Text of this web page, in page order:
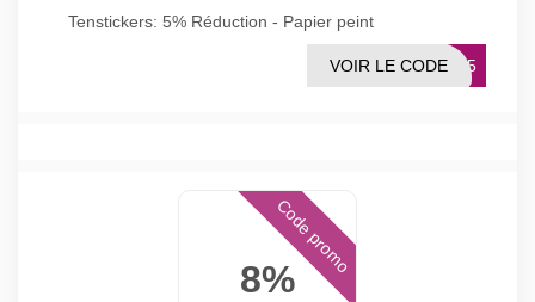
Tenstickers: 5% Réduction - Papier peint
ENP5
VOIR LE CODE
8%
Code promo